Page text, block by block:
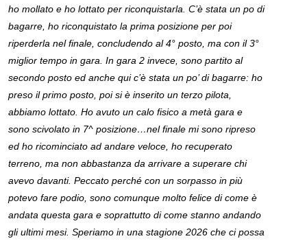
ho mollato e ho lottato per riconquistarla. C’è stata un po di
bagarre, ho riconquistato la prima posizione per poi
riperderla nel finale, concludendo al 4° posto, ma con il 3°
miglior tempo in gara. In gara 2 invece, sono partito al
secondo posto ed anche qui c’è stata un po’ di bagarre: ho
preso il primo posto, poi si è inserito un terzo pilota,
abbiamo lottato. Ho avuto un calo fisico a metà gara e
sono scivolato in 7^ posizione…nel finale mi sono ripreso
ed ho ricominciato ad andare veloce, ho recuperato
terreno, ma non abbastanza da arrivare a superare chi
avevo davanti. Peccato perché con un sorpasso in più
potevo fare podio, sono comunque molto felice di come è
andata questa gara e soprattutto di come stanno andando
gli ultimi mesi. Speriamo in una stagione 2026 che ci possa